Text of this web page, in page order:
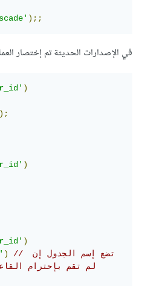
);;
في الإصدارات الحديثة تم إختصار
)
);
)
)
)
// تضع إسم الجدول إن